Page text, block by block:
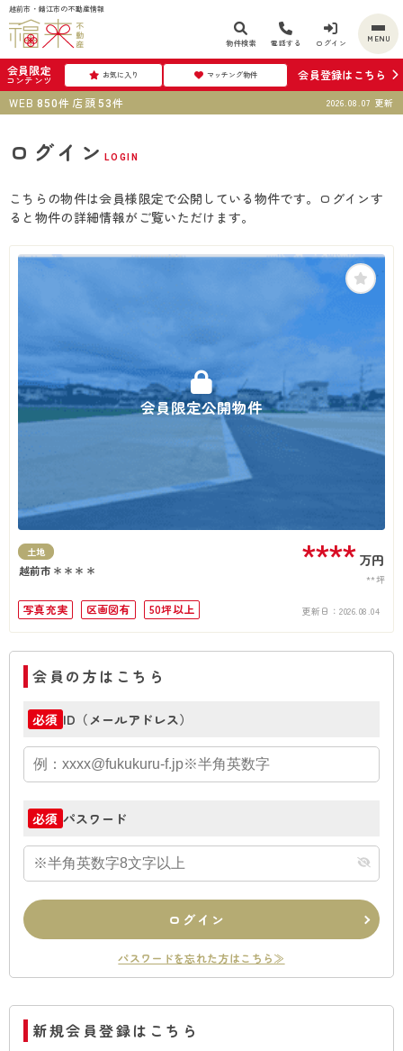
越前市・鯖江市の不動産情報
物件検索 電話する ログイン MENU
会員限定
コンテンツ お気に入り マッチング物件
会員登録はこちら
WEB 850件 店頭 53件 2026.08.07 更新
ログインLOGIN
こちらの物件は会員様限定で公開している物件です。ログインす
ると物件の詳細情報がご覧いただけます。
会員限定公開物件
土地
越前市＊＊＊＊ **** 万円
**坪
写真充実 区画図有 50坪以上 更新日： 2026.08.04
会員の方はこちら
必須 ID（メールアドレス）
必須 パスワード
ログイン
パスワードを忘れた方はこちら≫
新規会員登録はこちら